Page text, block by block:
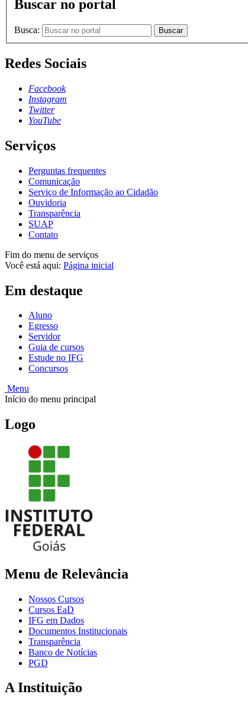
Buscar no portal
Busca: Buscar
Redes Sociais
Facebook
Instagram
Twitter
YouTube
Serviços
Perguntas frequentes
Comunicação
Serviço de Informação ao Cidadão
Ouvidoria
Transparência
SUAP
Contato
Fim do menu de serviços
Você está aqui: Página inicial
Em destaque
Aluno
Egresso
Servidor
Guia de cursos
Estude no IFG
Concursos
Menu
Início do menu principal
Logo
Menu de Relevância
Nossos Cursos
Cursos EaD
IFG em Dados
Documentos Institucionais
Transparência
Banco de Notícias
PGD
A Instituição